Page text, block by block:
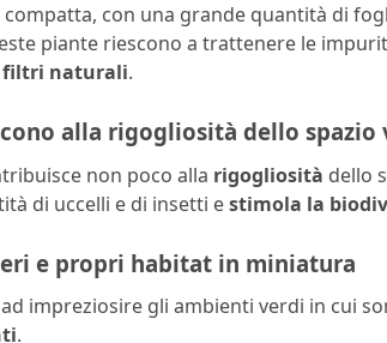
con una grande quantità di
piante riescono a trattenere le
filtri naturali.
alla rigogliosità dello spazio
non poco alla rigogliosità dello
di uccelli e di insetti estimola la
e propri habitat in miniatura
impreziosire gli ambienti verdi in cui
.